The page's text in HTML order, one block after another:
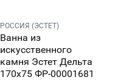
РОССИЯ (ЭСТЕТ)
Ванна из
искусственного
камня Эстет Дельта
170х75 ФР-00001681